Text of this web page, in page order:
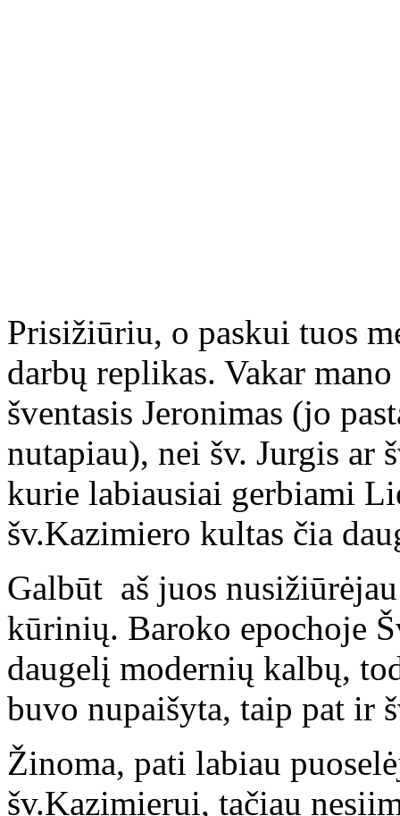
Prisižiūriu, o paskui tuos
darbų replikas. Vakar
šventasis Jeronimas (jo
nutapiau), nei šv. Jurgis ar
kurie labiausiai gerbiami
šv.Kazimiero kultas čia
Galbūt aš juos
kūrinių. Baroko epochoje
daugelį modernių kalbų,
buvo nupaišyta, taip pat ir
Žinoma, pati labiau
šv.Kazimierui, tačiau